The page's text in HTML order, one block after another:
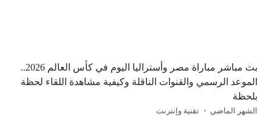
بث مباشر مباراة مصر وأستراليا اليوم في كأس العالم 2026..
الموعد الرسمي والقنوات الناقلة وكيفية مشاهدة اللقاء لحظة
بلحظة
الشهر الماضي تقنية وإنترنت